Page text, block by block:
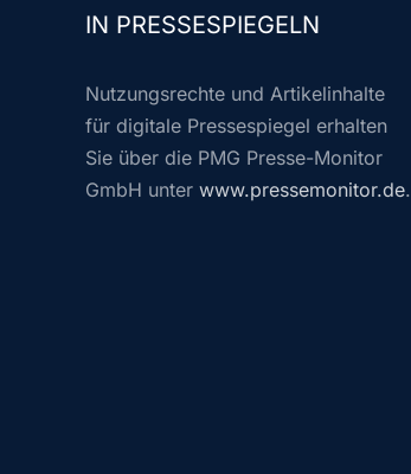
IN PRESSESPIEGELN
Nutzungsrechte und Artikelinhalte
für digitale Pressespiegel erhalten
Sie über die PMG Presse-Monitor
GmbH unter www.pressemonitor.de.